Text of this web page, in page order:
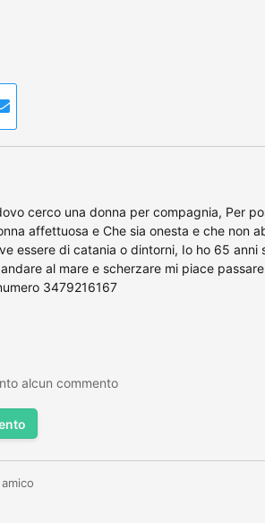
cerco una donna per compagnia, Per
affettuosa e Che sia onesta e che non
essere di catania o dintorni, Io ho 65 anni
al mare e scherzare mi piace
3479216167
alcun commento